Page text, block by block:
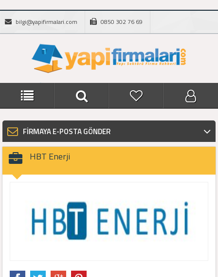
bilgi@yapifirmalari.com 0850 302 76 69
FİRMAYA E-POSTA GÖNDER
HBT Enerji